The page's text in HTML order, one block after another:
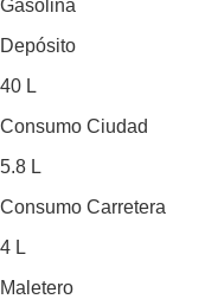
Gasolina
Depósito
40 L
Consumo Ciudad
5.8 L
Consumo Carretera
4 L
Maletero